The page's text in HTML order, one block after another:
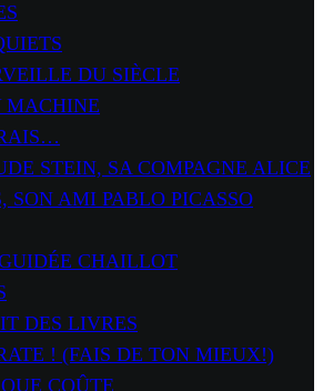
DU SIÈCLE
MACHINE
STEIN, SA COMPAGNE ALICE
SON AMI PABLO PICASSO
CHAILLOT
DES LIVRES
! (FAIS DE TON MIEUX!)
COÛTE